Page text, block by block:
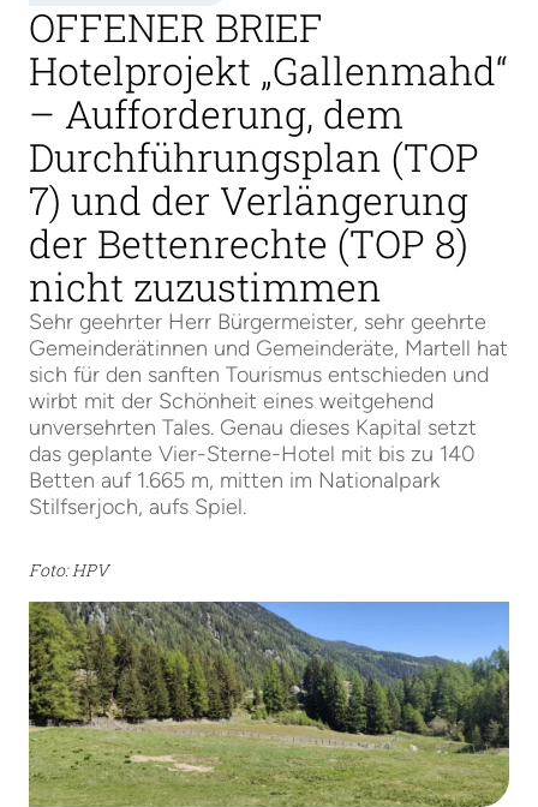
OFFENER BRIEF
Hotelprojekt „Gallenmahd“
– Aufforderung, dem
Durchführungsplan (TOP
7) und der Verlängerung
der Bettenrechte (TOP 8)
nicht zuzustimmen
Sehr geehrter Herr Bürgermeister, sehr geehrte
Gemeinderätinnen und Gemeinderäte, Martell hat
sich für den sanften Tourismus entschieden und
wirbt mit der Schönheit eines weitgehend
unversehrten Tales. Genau dieses Kapital setzt
das geplante Vier-Sterne-Hotel mit bis zu 140
Betten auf 1.665 m, mitten im Nationalpark
Stilfserjoch, aufs Spiel.
Foto: HPV